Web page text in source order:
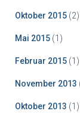
Oktober 2015 (2)
Mai 2015 (1)
Februar 2015 (1)
November 2013
Oktober 2013 (1)